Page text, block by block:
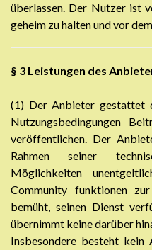
überlassen. Der Nutzer ist
geheim zu halten und vor
§ 3 Leistungen des
(1) Der Anbieter gestattet
Nutzungsbedingungen
veröffentlichen. Der
Rahmen seiner
Möglichkeiten
Community funktionen
bemüht, seinen Dienst
übernimmt keine darüber
Insbesondere besteht kein